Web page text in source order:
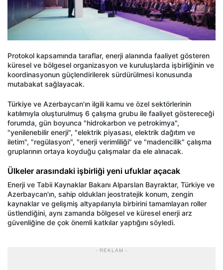
Protokol kapsamında taraflar, enerji alanında faaliyet gösteren
küresel ve bölgesel organizasyon ve kuruluşlarda işbirliğinin ve
koordinasyonun güçlendirilerek sürdürülmesi konusunda
mutabakat sağlayacak.
Türkiye ve Azerbaycan'ın ilgili kamu ve özel sektörlerinin
katılımıyla oluşturulmuş 6 çalışma grubu ile faaliyet göstereceği
forumda, gün boyunca "hidrokarbon ve petrokimya",
"yenilenebilir enerji", "elektrik piyasası, elektrik dağıtım ve
iletim", "regülasyon", "enerji verimliliği" ve "madencilik" çalışma
gruplarının ortaya koyduğu çalışmalar da ele alınacak.
Ülkeler arasındaki işbirliği yeni ufuklar açacak
Enerji ve Tabii Kaynaklar Bakanı Alparslan Bayraktar, Türkiye ve
Azerbaycan'ın, sahip oldukları jeostratejik konum, zengin
kaynaklar ve gelişmiş altyapılarıyla birbirini tamamlayan roller
üstlendiğini, aynı zamanda bölgesel ve küresel enerji arz
güvenliğine de çok önemli katkılar yaptığını söyledi.
- REKLAM -